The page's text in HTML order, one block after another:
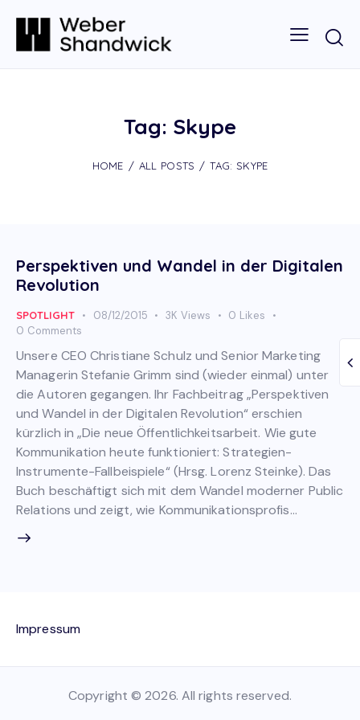
Tag: Skype
HOME ALL POSTS TAG: SKYPE
Perspektiven und Wandel in der Digitalen
Revolution
SPOTLIGHT 08/12/2015 3K Views 0 Likes
0 Comments
Unsere CEO Christiane Schulz und Senior Marketing
Managerin Stefanie Grimm sind (wieder einmal) unter
die Autoren gegangen. Ihr Fachbeitrag „Perspektiven
und Wandel in der Digitalen Revolution“ erschien
kürzlich in „Die neue Öffentlichkeitsarbeit. Wie gute
Kommunikation heute funktioniert: Strategien-
Instrumente-Fallbeispiele“ (Hrsg. Lorenz Steinke). Das
Buch beschäftigt sich mit dem Wandel moderner Public
Relations und zeigt, wie Kommunikationsprofis…
Impressum
Copyright © 2026. All rights reserved.